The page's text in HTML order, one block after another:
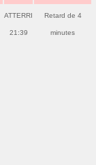
ATTERRI
21:39
Retard de 4
minutes